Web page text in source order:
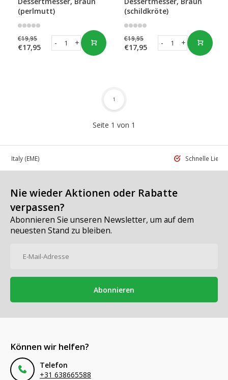
(perlmutt)
€19,95
€17,95 +
-
(schildkröte)
€19,95
€17,95 +
-
Seite 1 von 1
1
in Italy (EME) Schnelle
Nie wieder Aktionen oder Rabatte
verpassen?
Abonnieren Sie unseren Newsletter, um auf dem
neuesten Stand zu bleiben.
Abonnieren
Können wir helfen?
Telefon
+31 638665588